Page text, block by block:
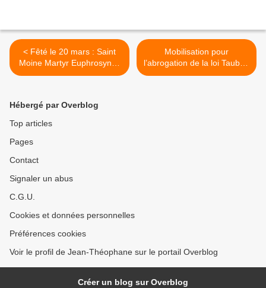
< Fêté le 20 mars : Saint
Moine Martyr Euphrosynus
du lac du geai Bleu,
Mobilisation pour
l’abrogation de la loi Taubira
>
Hébergé par Overblog
Top articles
Pages
Contact
Signaler un abus
C.G.U.
Cookies et données personnelles
Préférences cookies
Voir le profil de Jean-Théophane sur le portail Overblog
Créer un blog sur Overblog